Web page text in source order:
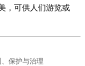
回应关切
，可供人们游览或
保护与治理